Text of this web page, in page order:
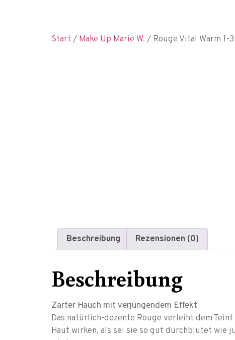
Start / Make Up Marie W. / Rouge Vital Warm 1-3
Beschreibung Rezensionen (0)
Beschreibung
Zarter Hauch mit verjüngendem Effekt
Das natürlich-dezente Rouge verleiht dem
Haut wirken, als sei sie so gut durchblutet wie